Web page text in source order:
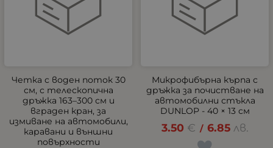
Четка с воден поток 30
см, с телескопична
дръжка 163–300 см и
вграден кран, за
измиване на автомобили,
каравани и външни
повърхности
Микрофибърна кърпа с
дръжка за почистване на
автомобилни стъкла
DUNLOP - 40 × 13 см
3.50 € / 6.85 лв.